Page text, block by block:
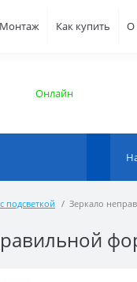
Монтаж Как купить О
Онлайн
подсветкой Зеркало